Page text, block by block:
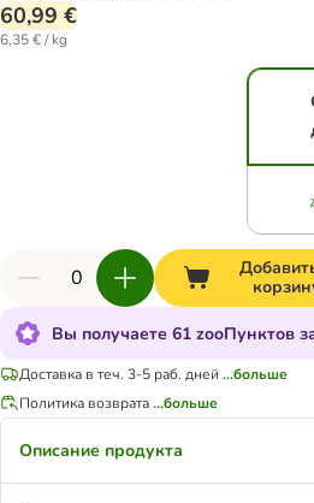
60,99 €
6,35 € / kg
Вы получаете 61 zooПунктов
Доставка в теч. 3-5 раб. дней ...больше
Политика возврата...больше
Описание продукта